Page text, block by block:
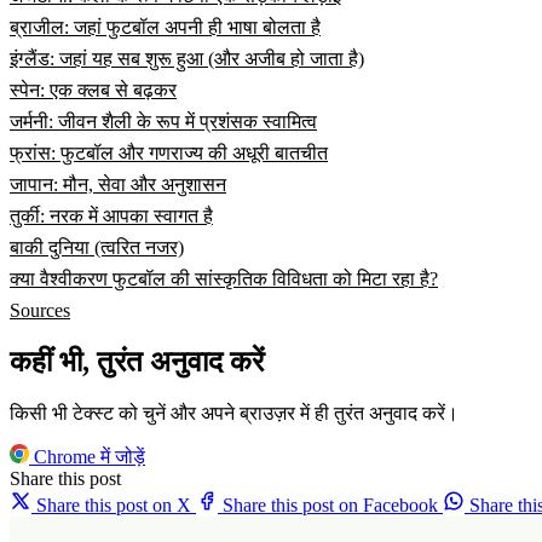
ब्राजील: जहां फुटबॉल अपनी ही भाषा बोलता है
इंग्लैंड: जहां यह सब शुरू हुआ (और अजीब हो जाता है)
स्पेन: एक क्लब से बढ़कर
जर्मनी: जीवन शैली के रूप में प्रशंसक स्वामित्व
फ्रांस: फुटबॉल और गणराज्य की अधूरी बातचीत
जापान: मौन, सेवा और अनुशासन
तुर्की: नरक में आपका स्वागत है
बाकी दुनिया (त्वरित नजर)
क्या वैश्वीकरण फुटबॉल की सांस्कृतिक विविधता को मिटा रहा है?
Sources
कहीं भी, तुरंत अनुवाद करें
किसी भी टेक्स्ट को चुनें और अपने ब्राउज़र में ही तुरंत अनुवाद करें।
Chrome में जोड़ें
Share this post
Share this post on X
Share this post on Facebook Share